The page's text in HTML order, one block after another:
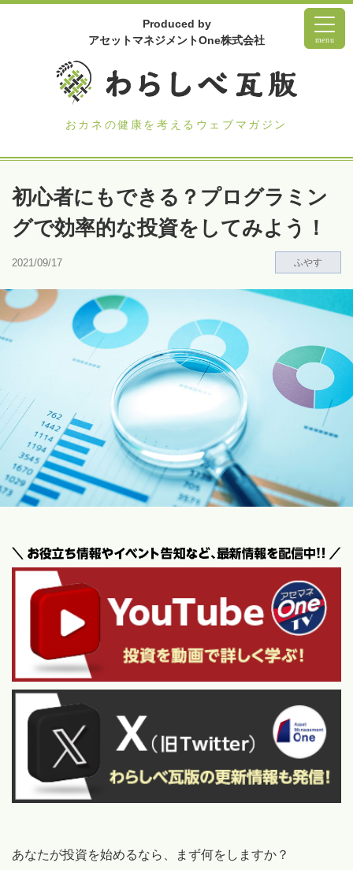
Produced by
アセットマネジメントOne株式会社
おカネの健康を考えるウェブマガジン
menu
初心者にもできる？プログラミン
グで効率的な投資をしてみよう！
2021/09/17 ふやす
あなたが投資を始めるなら、まず何をしますか？